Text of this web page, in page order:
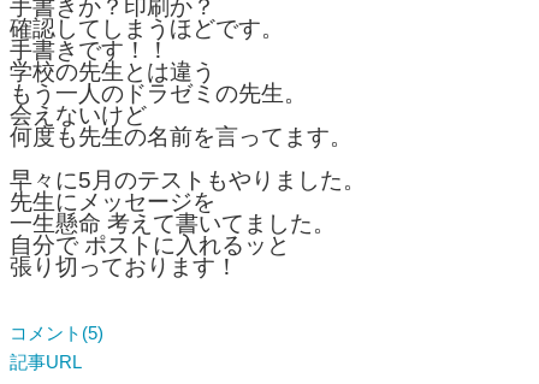
手書きか？印刷か？
確認してしまうほどです。
手書きです！！
学校の先生とは違う
もう一人のドラゼミの先生。
会えないけど
何度も先生の名前を言ってます。
早々に5月のテストもやりました。
先生にメッセージを
一生懸命 考えて書いてました。
自分で ポストに入れるッと
張り切っております！
コメント(5)
記事URL